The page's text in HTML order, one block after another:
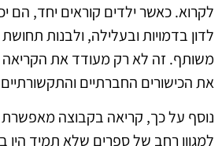
לקרוא. כאשר ילדים קוראים יחד, הם
לדון בדמויות ובעלילה, ולבנות
משותף. זה לא רק מעודד את
את הכישורים החברתיים
נוסף על כך, קריאה בקבוצה
למגוון רחב של ספרים שלא תמיד היו